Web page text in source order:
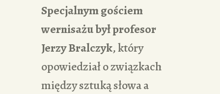
Specjalnym gościem
wernisażu byłprofesor
Jerzy Bralczyk, który
opowiedział o związkach
między sztuką słowa a